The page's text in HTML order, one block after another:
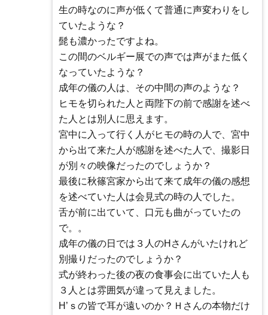
生の時なのに声が低くて普通に声変わりをし
ていたような？
髭も濃かったですよね。
この間のベルギー展での声では声がまた低く
なっていたような？
成年の儀の人は、その中間の声のような？
ヒモを切られた人と両陛下の前で感謝を述べ
た人とは別人に思えます。
宮中に入って行く人がヒモの時の人で、宮中
から出て来た人が感謝を述べた人で、撮影日
が別々の映像だったのでしょうか？
最後に秋篠宮家から出て来て成年の儀の感想
を述べていた人は会見式の時の人でした。
舌が前に出ていて、口元も曲がっていたの
で。。
成年の儀の日では３人のHさんがいたけれど
別撮りだったのでしょうか？
式が終わった後の夜の食事会に出ていた人も
３人とは雰囲気が違って見えました。
H’ｓの皆で耳が遠いのか？Ｈさんの本物だけ